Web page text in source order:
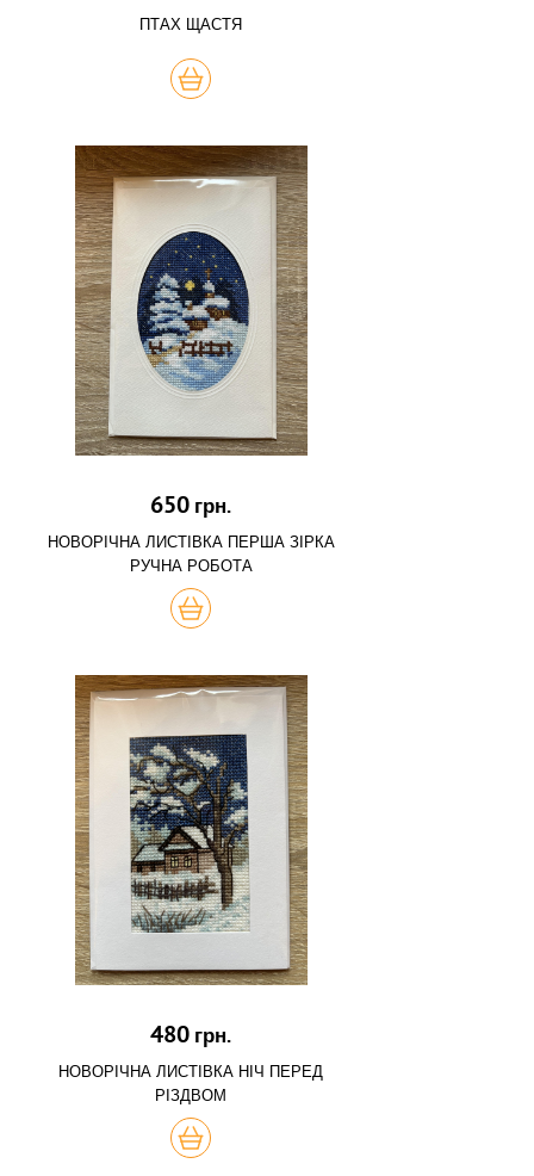
ПТАХ ЩАСТЯ
КУПИТЬ
650 грн.
НОВОРІЧНА ЛИСТІВКА ПЕРША ЗІРКА
РУЧНА РОБОТА
КУПИТЬ
480 грн.
НОВОРІЧНА ЛИСТІВКА НІЧ ПЕРЕД
РІЗДВОМ
КУПИТЬ